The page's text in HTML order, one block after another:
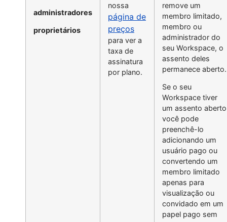
administradores
proprietários
nossa
página de
preços
para ver a
taxa de
assinatura
por plano.
remove um
membro limitado,
membro ou
administrador do
seu Workspace, o
assento deles
permanece aberto.
Se o seu
Workspace tiver
um assento
você pode
preenchê-lo
adicionando um
usuário pago ou
convertendo um
membro limitado
apenas para
visualização ou
convidado em um
papel pago sem